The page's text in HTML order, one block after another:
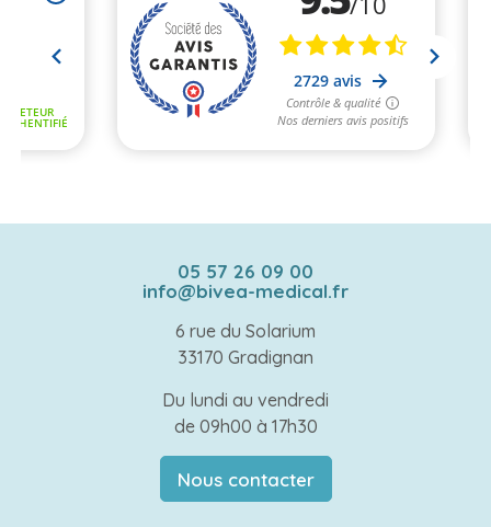
05 57 26 09 00
info@bivea-medical.fr
6 rue du Solarium
33170 Gradignan
Du lundi au vendredi
de 09h00 à 17h30
Nous contacter